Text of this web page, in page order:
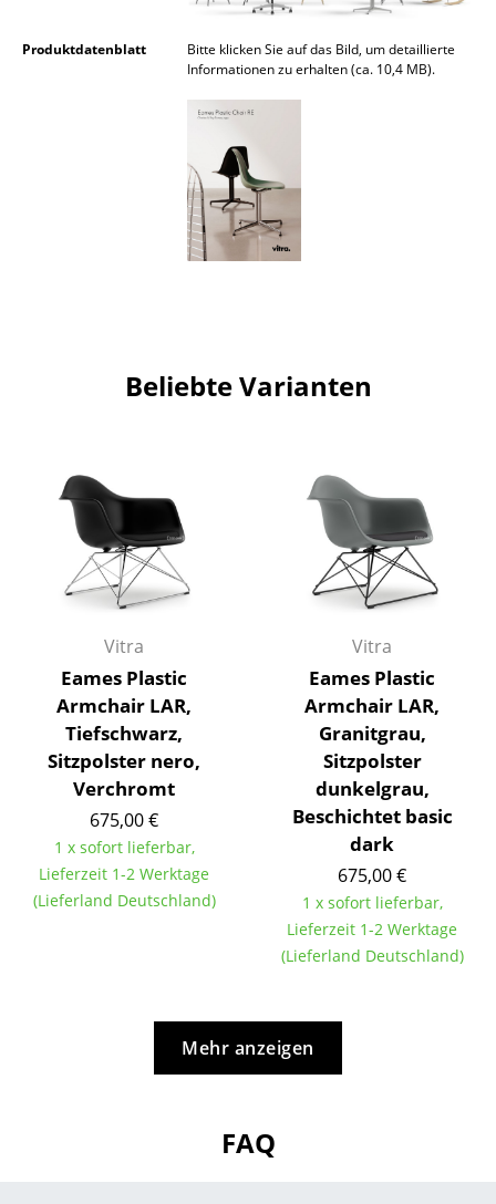
Frauen im Design
Skandinavisches Design
Natürliche Materialien
Farbwelten
Das Original
Geschenkideen
Angebote
Service
Kontakt
Bezahlung
Unsere Vorteile auf einen Blick
Produktdatenblatt
Bitte klicken Sie auf das Bild, um detaillierte
Informationen zu erhalten (ca. 10,4 MB).
Beliebte Varianten
Vitra
Eames Plastic
Armchair LAR,
Tiefschwarz,
Sitzpolster nero,
Verchromt
675,00 €
1 x sofort lieferbar,
Lieferzeit 1-2 Werktage
(Lieferland Deutschland)
Vitra
Eames Plastic
Armchair LAR,
Granitgrau,
Sitzpolster
dunkelgrau,
Beschichtet basic
dark
675,00 €
1 x sofort lieferbar,
Lieferzeit 1-2 Werktage
(Lieferland Deutschland)
Mehr anzeigen
FAQ